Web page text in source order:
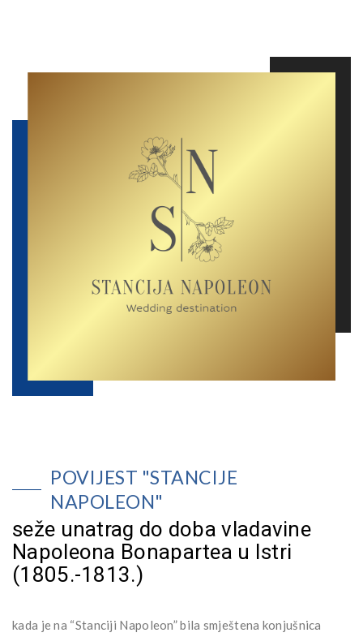
POVIJEST "STANCIJE
NAPOLEON"
seže unatrag do doba vladavine
Napoleona Bonapartea u Istri
(1805.-1813.)
kada je na “Stanciji Napoleon” bila smještena konjušnica